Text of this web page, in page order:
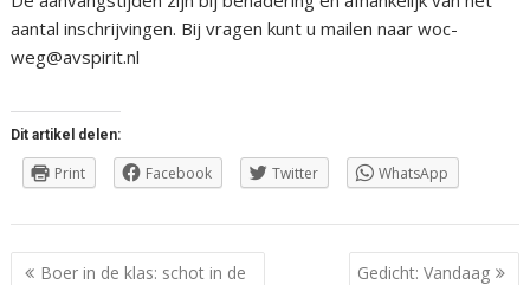
aantal inschrijvingen. Bij vragen kunt u mailen naar woc-
weg@avspirit.nl
Dit artikel delen:
Print Facebook Twitter WhatsApp
Berichtnavigatie
Boer in de klas: schot in de
Gedicht: Vandaag